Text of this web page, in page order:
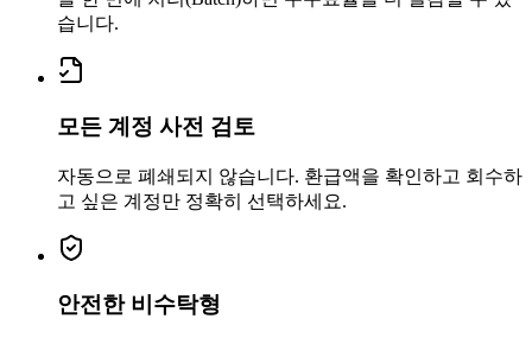
습니다.
모든 계정 사전 검토
자동으로 폐쇄되지 않습니다. 환급액을 확인하고 회수하
고 싶은 계정만 정확히 선택하세요.
안전한 비수탁형